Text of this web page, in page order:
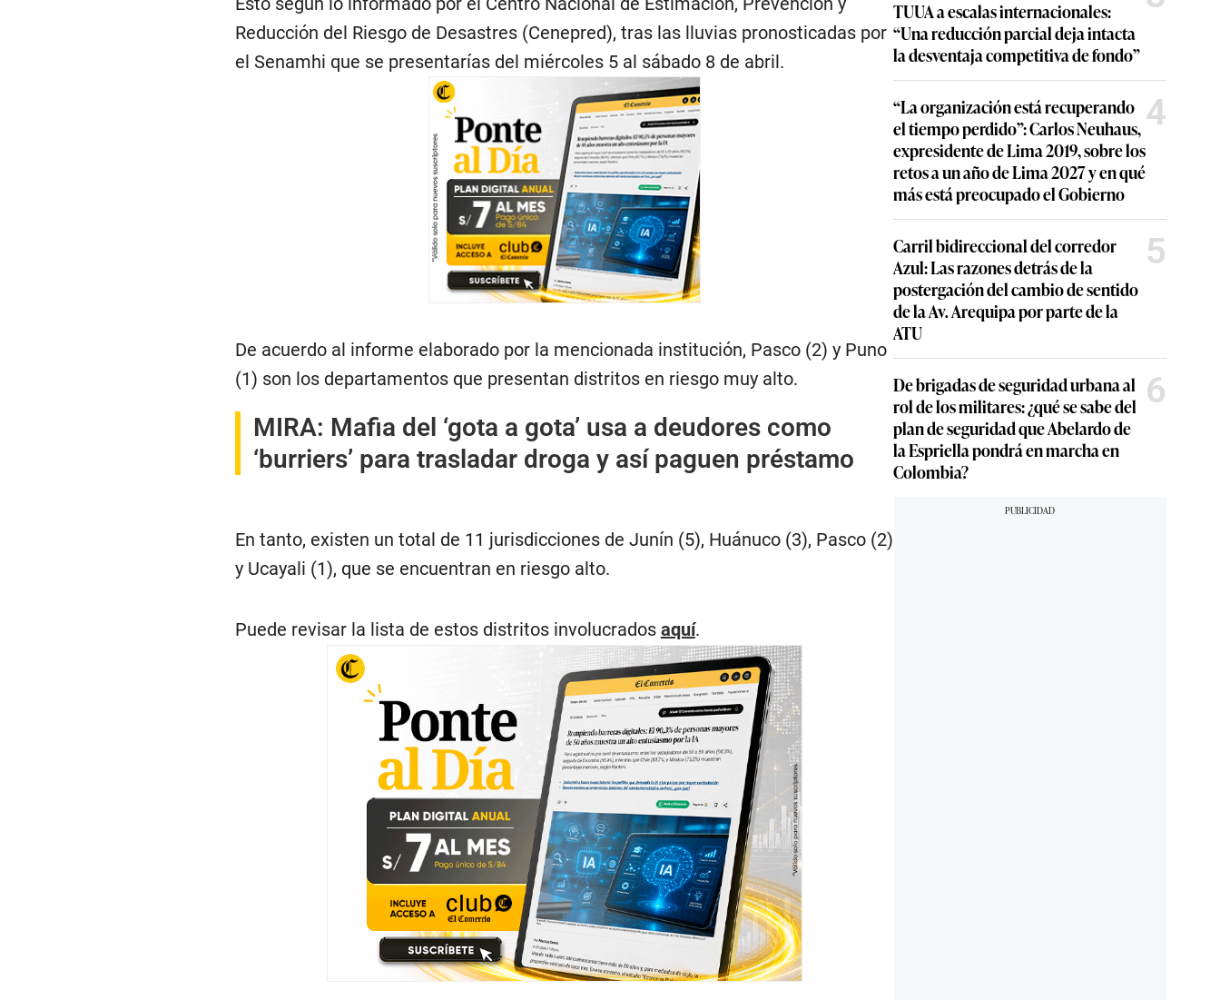
Reducción del Riesgo de Desastres (Cenepred), tras las lluvias pronosticadas por
el Senamhi que se presentarías del miércoles 5 al sábado 8 de abril.
De acuerdo al informe elaborado por la mencionada institución, Pasco (2) y Puno
(1) son los departamentos que presentan distritos en riesgo muy alto.
MIRA: Mafia del ‘gota a gota’ usa a deudores como
‘burriers’ para trasladar droga y así paguen préstamo
En tanto, existen un total de 11 jurisdicciones de Junín (5), Huánuco (3), Pasco (2)
y Ucayali (1), que se encuentran en riesgo alto.
Puede revisar la lista de estos distritos involucrados aquí.
TUUA a escalas internacionales:
“Una reducción parcial deja intacta
la desventaja competitiva de fondo”
“La organización está recuperando
el tiempo perdido”: Carlos Neuhaus,
expresidente de Lima 2019, sobre los
retos a un año de Lima 2027 y en qué
más está preocupado el Gobierno
4
Carril bidireccional del corredor
Azul: Las razones detrás de la
postergación del cambio de sentido
de la Av. Arequipa por parte de la
ATU
5
De brigadas de seguridad urbana al
rol de los militares: ¿qué se sabe del
plan de seguridad que Abelardo de
la Espriella pondrá en marcha en
Colombia?
6